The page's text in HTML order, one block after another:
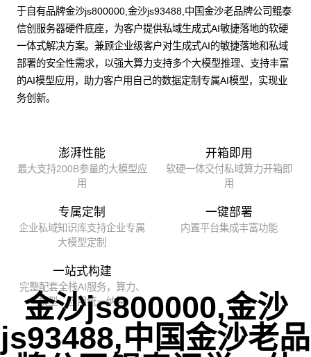
于自有品牌金沙js800000,金沙js93488,中国金沙老品牌公司鲲泰
信创服务器硬件底座，为客户提供私域生成式AI敏捷落地的软硬
一体式解决方案。兼顾企业级客户对生成式AI的敏捷落地和私域
部署的安全性需求，以强大算力支持多个大模型推理、支持丰富
的AI模型应用，助力客户用自己的数据定制专属AI模型，实现业
务创新。
澎湃性能
最大支持200B参量的大模型应
用
开箱即用
软硬一体交付私域算力开箱即
用
专属定制
企业私域知识库支持企业专属
大模型定制
一键部署
内置平台集成丰富功能
一站式构建
完整配套全栈AI服务，算力、
模型、应用统一纳管
金沙js800000,金沙
js93488,中国金沙老品